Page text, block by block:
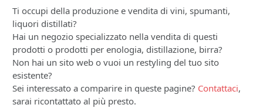
Ti occupi della produzione e vendita di vini, spumanti,
liquori distillati?
Hai un negozio specializzato nella vendita di questi
prodotti o prodotti per enologia, distillazione, birra?
Non hai un sito web o vuoi un restyling del tuo sito
esistente?
Sei interessato a comparire in queste pagine? Contattaci,
sarai ricontattato al più presto.